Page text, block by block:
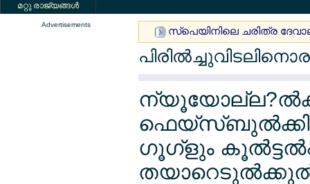
മറ്റു രാജ്യങ്ങള്‍
Advertisements
സ്പെയിനിലെ ചരിത്ര
ഗൂഗ്ളും